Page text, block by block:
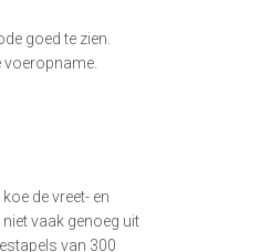
goed te zien.
voeropname.
de vreet- en
vaak genoeg uit
van 300